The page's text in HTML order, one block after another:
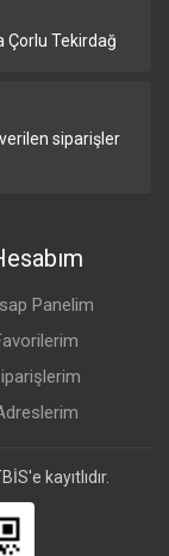
Çorlu Tekirdağ
siparişler
Panelim
kayıtlıdır.